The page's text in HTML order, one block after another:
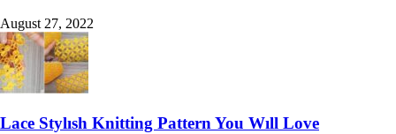
August 27, 2022
Lace Stylısh Knitting Pattern You Wıll Love